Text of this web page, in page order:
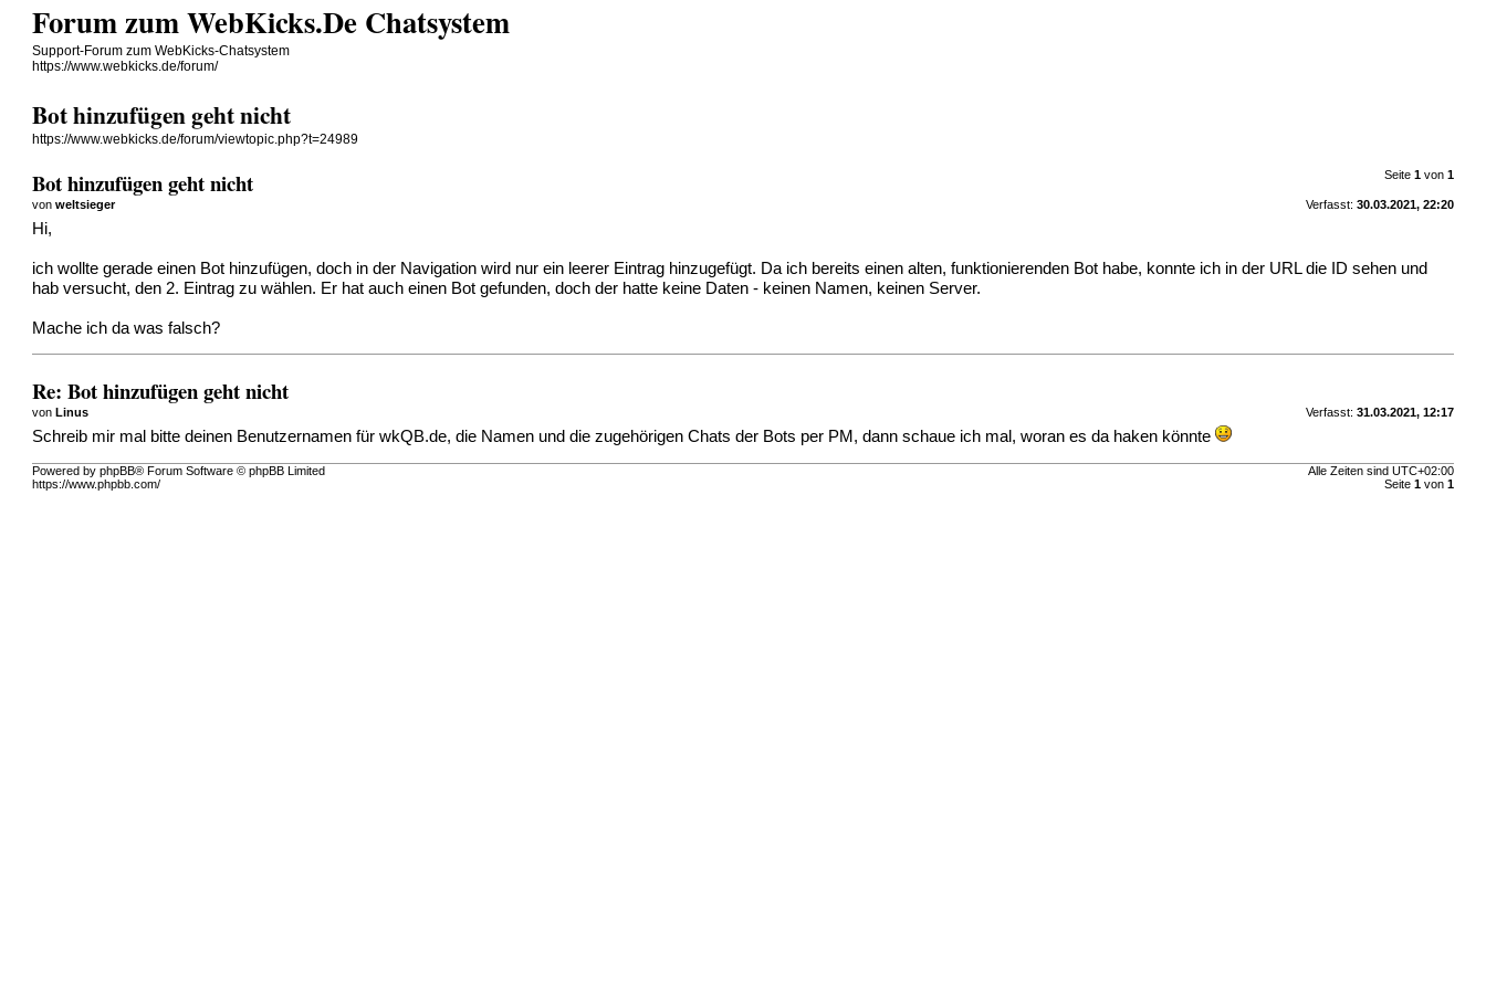
Forum zum WebKicks.De Chatsystem
Support-Forum zum WebKicks-Chatsystem
https://www.webkicks.de/forum/
Bot hinzufügen geht nicht
https://www.webkicks.de/forum/viewtopic.php?t=24989
Seite 1von 1
Bot hinzufügen geht nicht
Verfasst: 30.03.2021, 22:20
vonweltsieger
Hi,
ich wollte gerade einen Bot hinzufügen, doch in der Navigation wird nur ein leerer Eintrag hinzugefügt. Da ich bereits einen alten, funktionierenden Bot habe, konnte ich in der URL die ID sehen und
hab versucht, den 2. Eintrag zu wählen. Er hat auch einen Bot gefunden, doch der hatte keine Daten - keinen Namen, keinen Server.
Mache ich da was falsch?
Re: Bot hinzufügen geht nicht
Verfasst: 31.03.2021, 12:17
vonLinus
Schreib mir mal bitte deinen Benutzernamen für wkQB.de, die Namen und die zugehörigen Chats der Bots per PM, dann schaue ich mal, woran es da haken könnte
Alle Zeiten sind UTC+02:00
Seite 1von 1
Powered by phpBB® Forum Software © phpBB Limited
https://www.phpbb.com/